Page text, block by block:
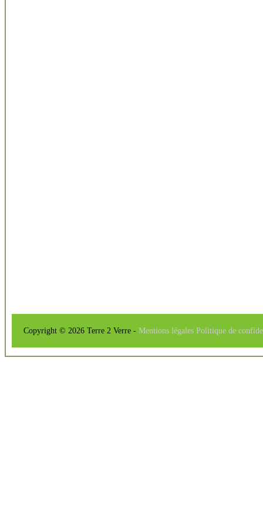
Copyright © 2026 Terre 2 Verre - Mentions légales Politique de